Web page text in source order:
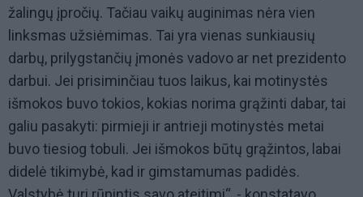
žalingų įpročių. Tačiau vaikų auginimas nėra vien
linksmas užsiėmimas. Tai yra vienas sunkiausių
darbų, prilygstančių įmonės vadovo ar net prezidento
darbui. Jei prisiminčiau tuos laikus, kai motinystės
išmokos buvo tokios, kokias norima grąžinti dabar, tai
galiu pasakyti: pirmieji ir antrieji motinystės metai
buvo tiesiog tobuli. Jei išmokos būtų grąžintos, labai
didelė tikimybė, kad ir gimstamumas padidės.